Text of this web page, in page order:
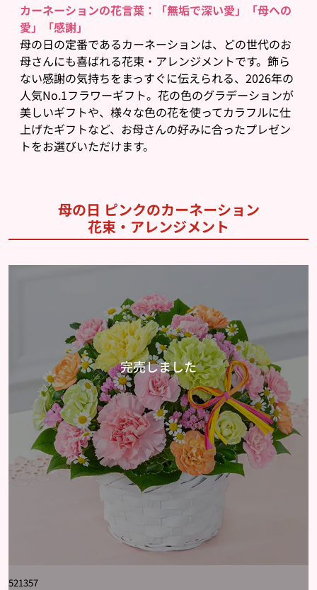
カーネーションの花言葉：「無垢で深い愛」「母への
愛」「感謝」
母の日の定番であるカーネーションは、どの世代のお
母さんにも喜ばれる花束・アレンジメントです。飾ら
ない感謝の気持ちをまっすぐに伝えられる、2026年の
人気No.1フラワーギフト。花の色のグラデーションが
美しいギフトや、様々な色の花を使ってカラフルに仕
上げたギフトなど、お母さんの好みに合ったプレゼン
トをお選びいただけます。
母の日 ピンクのカーネーション
花束・アレンジメント
521357